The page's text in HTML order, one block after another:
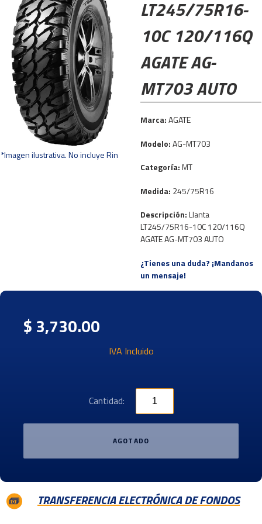
*Imagen ilustrativa. No incluye Rin
LT245/75R16-
10C 120/116Q
AGATE AG-
MT703 AUTO
Marca:AGATE
Modelo:AG-MT703
Categoría:MT
Medida: 245/75R16
Descripción:Llanta
LT245/75R16-10C 120/116Q
AGATE AG-MT703 AUTO
¿Tienes una duda? ¡Mandanos
un mensaje!
$ 3,730.00
IVA Incluido
Cantidad:
AGOTADO
TRANSFERENCIA ELECTRÓNICA DE FONDOS